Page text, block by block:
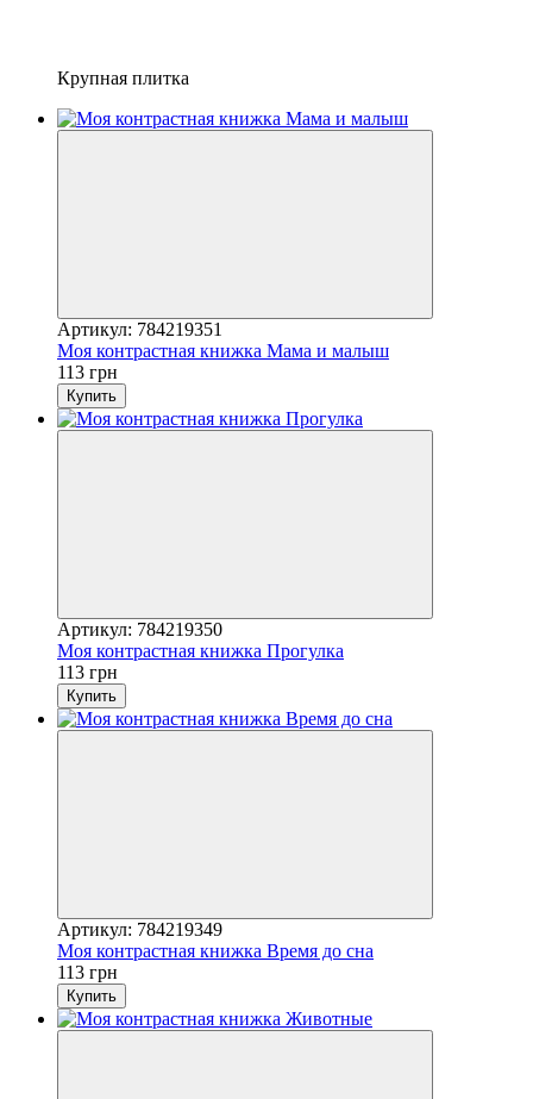
Крупная плитка
Артикул: 784219351
Моя контрастная книжка Мама и малыш
113 грн
Купить
Артикул: 784219350
Моя контрастная книжка Прогулка
113 грн
Купить
Артикул: 784219349
Моя контрастная книжка Время до сна
113 грн
Купить